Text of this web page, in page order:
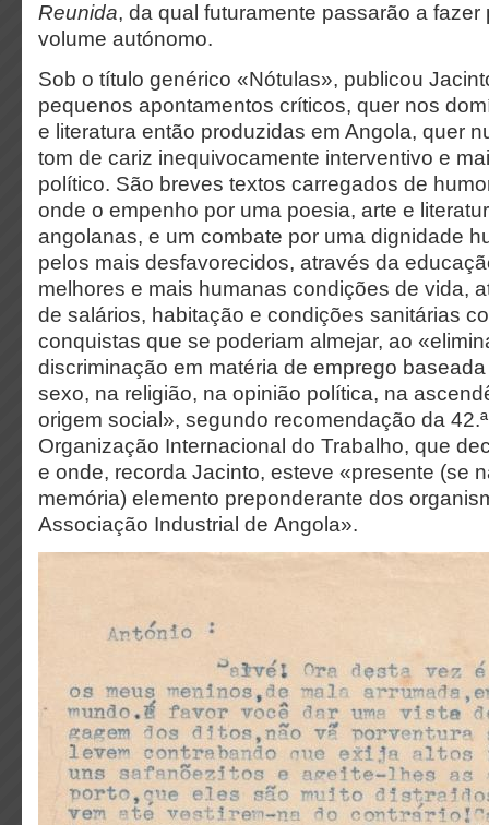
Reunida, da qual futuramente passarão a fazer
volume autónomo.
Sob o título genérico «Nótulas», publicou
pequenos apontamentos críticos, quer nos
e literatura então produzidas em Angola, quer
tom de cariz inequivocamente interventivo e
político. São breves textos carregados de
onde o empenho por uma poesia, arte e
angolanas, e um combate por uma dignidade
pelos mais desfavorecidos, através da
melhores e mais humanas condições de vida,
de salários, habitação e condições sanitárias
conquistas que se poderiam almejar, ao
discriminação em matéria de emprego
sexo, na religião, na opinião política, na
origem social», segundo recomendação da
Organização Internacional do Trabalho, que
e onde, recorda Jacinto, esteve «presente (se
memória) elemento preponderante dos
Associação Industrial de Angola».